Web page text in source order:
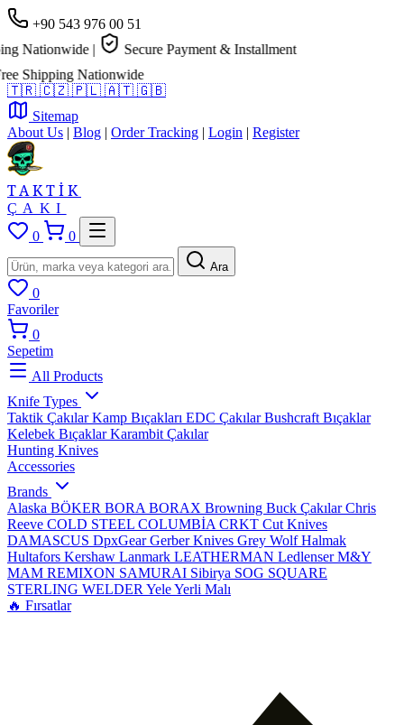
+90 543 976 00 51
|
Secure Payment & Installment
Nationwide
🇹🇷 🇨🇿 🇵🇱 🇦🇹 🇬🇧
Sitemap
About Us | Blog | Order Tracking | Login | Register
TAKTİK
ÇAKI
0
0
Ara
0
Favoriler
0
Sepetim
All Products
Knife Types
Taktik ÇakılarKamp Bıçakları EDC ÇakılarBushcraft Bıçaklar
Kelebek BıçaklarKarambit Çakılar
Hunting Knives
Accessories
Brands
Alaska BÖKER BORA BORAX Browning Buck ÇakılarChris
Reeve COLD STEEL COLUMBİA CRKT Cut Knives
DAMASCUS DpxGearGerber Knives Grey WolfHalmak
Hultafors Kershaw Lanmark LEATHERMAN LedlenserM&Y
MAM REMIXON SAMURAI Sibirya SOG SQUARE
STERLING WELDER YeleYerli Malı
🔥 Fırsatlar